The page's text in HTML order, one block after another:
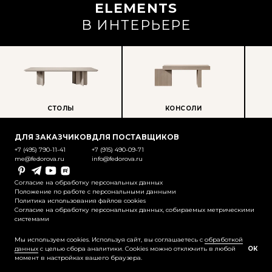
ELEMENTS
В ИНТЕРЬЕРЕ
СТОЛЫ КОНСОЛИ
ДЛЯ ЗАКАЗЧИКОВ
+7 (495) 790-11-41
me@fedorova.ru
ДЛЯ ПОСТАВЩИКОВ
+7 (915) 490-09-71
info@fedorova.ru
PinterestTelegramYouTubeRutube
Согласие на обработку персональных данных
Положение по работе с персональными данными
Политика использования файлов cookies
Согласие на обработку персональных данных, собираемых метрическими
системами
законодательством об авторском праве
Мы используем cookies. Используя сайт, вы соглашаетесь с обработкой
данных с целью сбора аналитики. Cookies можно отключить в любой
момент в настройках вашего браузера.
ОК